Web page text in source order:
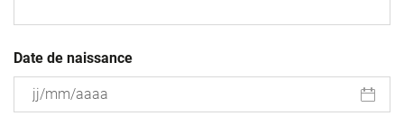
Date de naissance